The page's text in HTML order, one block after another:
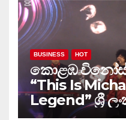
BUSINESS HOT
කොළඹ
“This Is
Legend” ශ්‍රී